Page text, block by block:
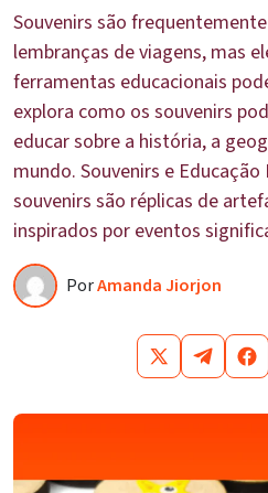
Souvenirs são
lembranças de viagens, mas
ferramentas educacionais
explora como os souvenirs
educar sobre a história, a
mundo. Souvenirs e
souvenirs são réplicas de
inspirados por eventos
PorAmanda Jiorjon